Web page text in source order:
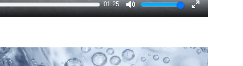
01:25
Mute
Enter